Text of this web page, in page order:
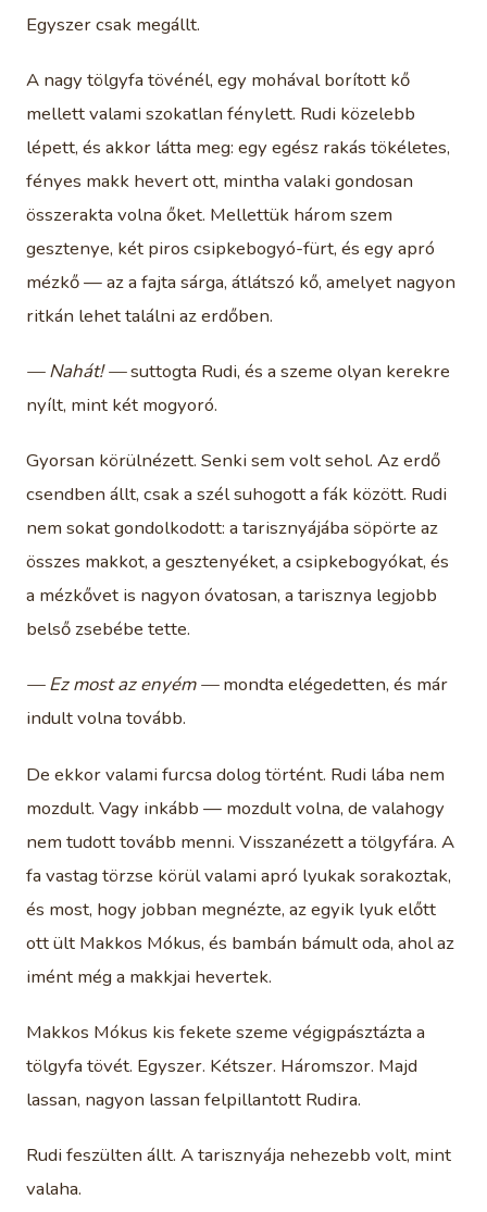
Egyszer csak megállt.
A nagy tölgyfa tövénél, egy mohával borított kő
mellett valami szokatlan fénylett. Rudi közelebb
lépett, és akkor látta meg: egy egész rakás tökéletes,
fényes makk hevert ott, mintha valaki gondosan
összerakta volna őket. Mellettük három szem
gesztenye, két piros csipkebogyó-fürt, és egy apró
mézkő — az a fajta sárga, átlátszó kő, amelyet nagyon
ritkán lehet találni az erdőben.
— Nahát! —suttogta Rudi, és a szeme olyan kerekre
nyílt, mint két mogyoró.
Gyorsan körülnézett. Senki sem volt sehol. Az erdő
csendben állt, csak a szél suhogott a fák között. Rudi
nem sokat gondolkodott: a tarisznyájába söpörte az
összes makkot, a gesztenyéket, a csipkebogyókat, és
a mézkővet is nagyon óvatosan, a tarisznya legjobb
belső zsebébe tette.
— Ez most az enyém —mondta elégedetten, és már
indult volna tovább.
De ekkor valami furcsa dolog történt. Rudi lába nem
mozdult. Vagy inkább — mozdult volna, de valahogy
nem tudott tovább menni. Visszanézett a tölgyfára. A
fa vastag törzse körül valami apró lyukak sorakoztak,
és most, hogy jobban megnézte, az egyik lyuk előtt
ott ült Makkos Mókus, és bambán bámult oda, ahol az
imént még a makkjai hevertek.
Makkos Mókus kis fekete szeme végigpásztázta a
tölgyfa tövét. Egyszer. Kétszer. Háromszor. Majd
lassan, nagyon lassan felpillantott Rudira.
Rudi feszülten állt. A tarisznyája nehezebb volt, mint
valaha.